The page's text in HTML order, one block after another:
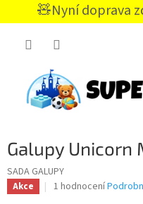
🧸Nyní doprava
CZK
Galupy Unicorn
SADA GALUPY
Akce
Průměrné
1 hodnocení